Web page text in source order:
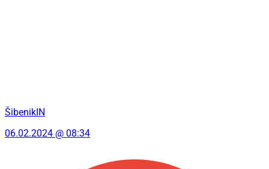
ŠibenikIN
06.02.2024 @ 08:34